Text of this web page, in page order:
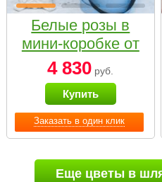
Заказать в один клик
Белые розы в
мини-коробке от
Bella Fiori
4 830 руб.
Купить
Еще цветы в